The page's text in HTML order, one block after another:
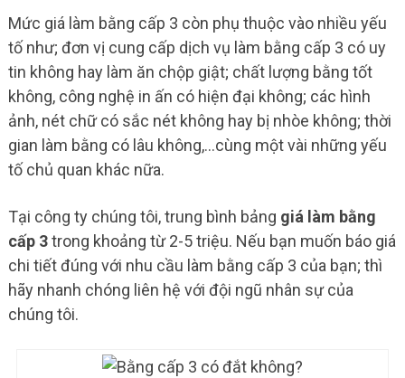
Mức giá làm bằng cấp 3 còn phụ thuộc vào nhiều yếu
tố như; đơn vị cung cấp dịch vụ làm bằng cấp 3 có uy
tin không hay làm ăn chộp giật; chất lượng bằng tốt
không, công nghệ in ấn có hiện đại không; các hình
ảnh, nét chữ có sắc nét không hay bị nhòe không; thời
gian làm bằng có lâu không,…cùng một vài những yếu
tố chủ quan khác nữa.
Tại công ty chúng tôi, trung bình bảng giá làm bằng
cấp 3trong khoảng từ 2-5 triệu. Nếu bạn muốn báo giá
chi tiết đúng với nhu cầu làm bằng cấp 3 của bạn; thì
hãy nhanh chóng liên hệ với đội ngũ nhân sự của
chúng tôi.